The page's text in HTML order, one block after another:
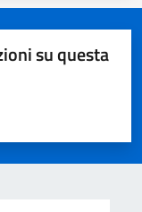
su questa